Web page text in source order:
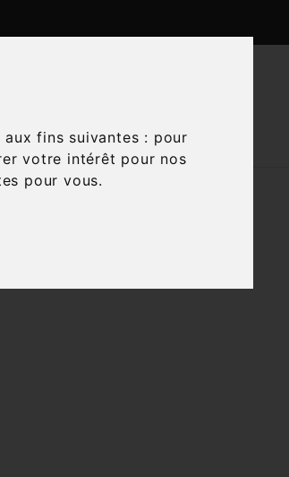
fins suivantes : pour
votre intérêt pour nos
pour vous.